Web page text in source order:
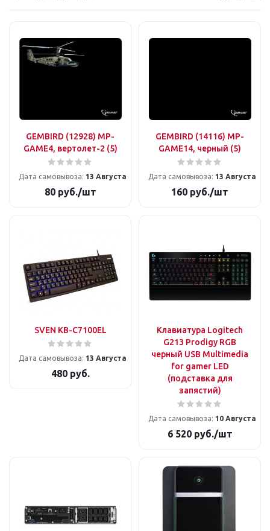
GEMBIRD (12928) MP-
GAME4, вертолет-2 (5)
Дата самовывоза: 13 Августа
80руб./шт
GEMBIRD (14116) MP-
GAME14, черный (5)
Дата самовывоза: 13 Августа
160 руб./шт
SVEN KB-C7100EL
Дата самовывоза: 13 Августа
480руб.
Клавиатура Logitech
G213 Prodigy RGB
черный USB Multimedia
for gamer LED
(подставка для
запястий)
Дата самовывоза: 10 Августа
6 520руб./шт